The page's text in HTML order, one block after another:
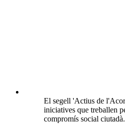
El segell 'Actius de
iniciatives que treballen
compromís social